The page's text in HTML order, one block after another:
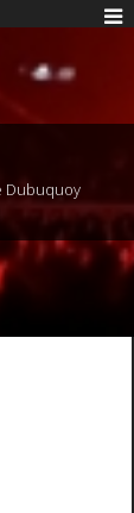
Dubuquoy